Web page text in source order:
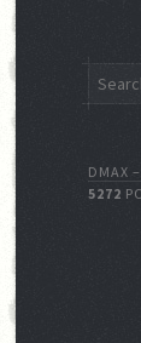
DMAX
5272